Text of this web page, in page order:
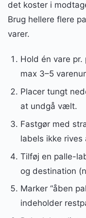
det koster i
Brug hellere flere
varer.
Hold én vare
max 3–5
Placer tungt
at undgå vælt.
Fastgør med
labels ikke rives
Tilføj en palle-
og destination
Marker “åben
indeholder